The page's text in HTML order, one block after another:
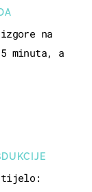
tijelo:
na
minuta, a